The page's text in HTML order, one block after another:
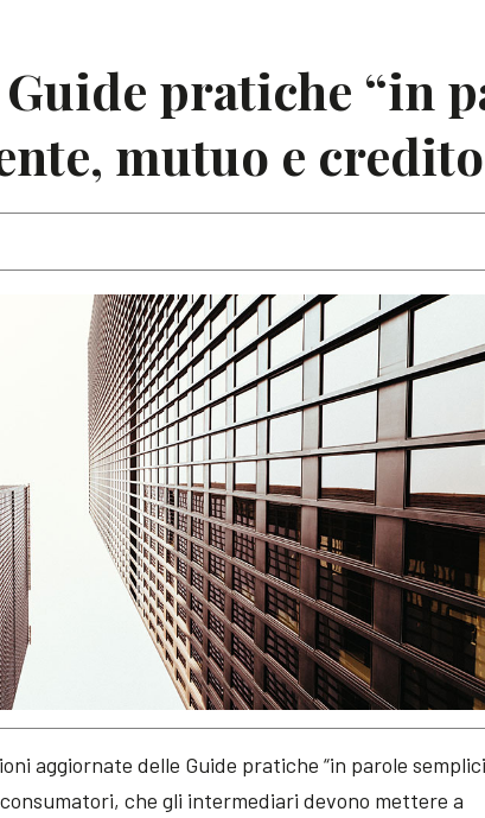
pratiche “in
mutuo e
aggiornate delle Guide pratiche “in parole
che gli intermediari devono mettere a